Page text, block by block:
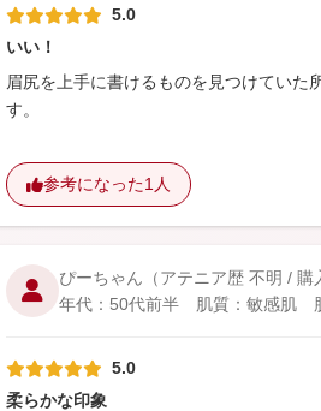
5.0
いい！
眉尻を上手に書けるものを見つけていた
す。
参考になった1人
ぴーちゃん （アテニア歴 不明 / 購
年代：50代前半 肌質：敏感肌
5.0
柔らかな印象